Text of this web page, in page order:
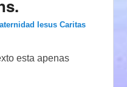
Iesus Caritas
esta apenas